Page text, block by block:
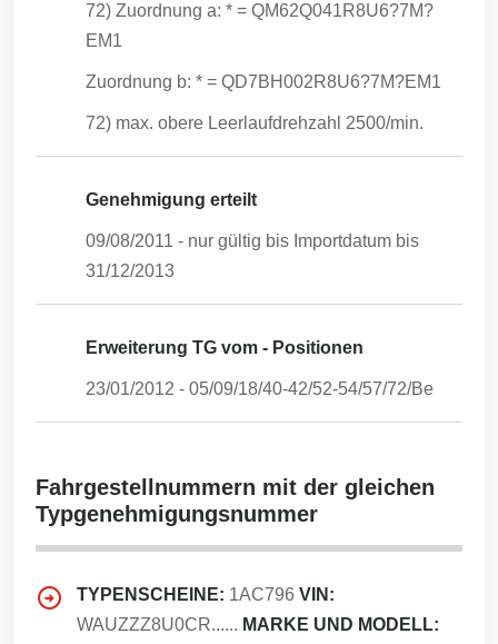
72) Zuordnung a: * = QM62Q041R8U6?7M?
EM1
Zuordnung b: * = QD7BH002R8U6?7M?EM1
72) max. obere Leerlaufdrehzahl 2500/min.
Genehmigung erteilt
09/08/2011 - nur gültig bis Importdatum bis
31/12/2013
Erweiterung TG vom - Positionen
23/01/2012 - 05/09/18/40-42/52-54/57/72/Be
Fahrgestellnummern mit der gleichen
Typgenehmigungsnummer
TYPENSCHEINE: 1AC796 VIN:
WAUZZZ8U0CR...... MARKE UND MODELL: